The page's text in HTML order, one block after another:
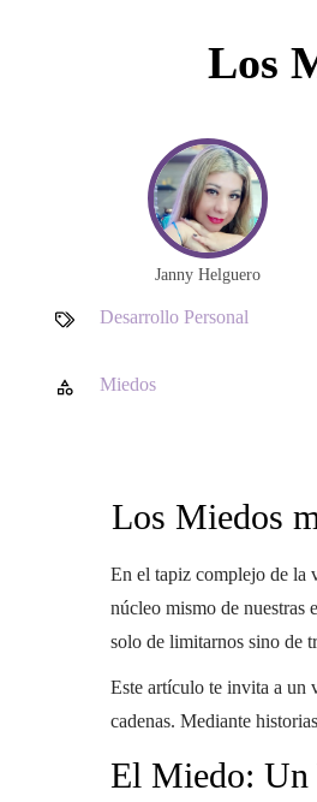
Los
Janny Helguero
Desarrollo Personal
Miedos
Los Miedos
En el tapiz complejo de la
núcleo mismo de nuestras
solo de limitarnos sino de
Este artículo te invita a un
cadenas. Mediante
El Miedo: Un